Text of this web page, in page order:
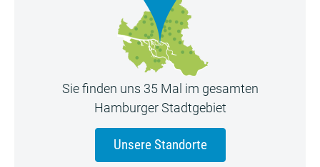
Sie finden uns 35 Mal im gesamten
Hamburger Stadtgebiet
Unsere Standorte